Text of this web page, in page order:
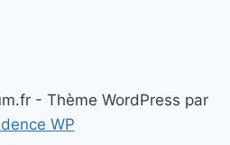
- Thème WordPress par
WP